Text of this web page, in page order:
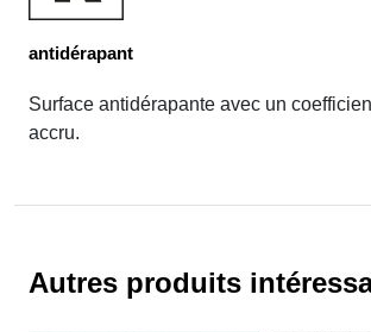
antidérapant
Surface antidérapante avec un
accru.
Autres produits